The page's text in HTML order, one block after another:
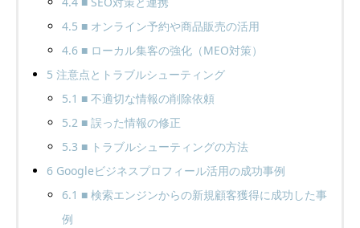
4.5 ■ オンライン予約や商品販売の活用
4.6■ ローカル集客の強化（MEO対策）
5 注意点とトラブルシューティング
5.1 ■ 不適切な情報の削除依頼
5.2■ 誤った情報の修正
5.3 ■ トラブルシューティングの方法
6 Googleビジネスプロフィール活用の成功事例
6.1 ■ 検索エンジンからの新規顧客獲得に成功した事
例